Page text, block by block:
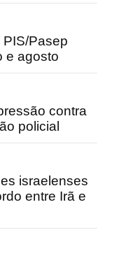
Pasep
e agosto
contra
policial
israelenses
entre Irã e